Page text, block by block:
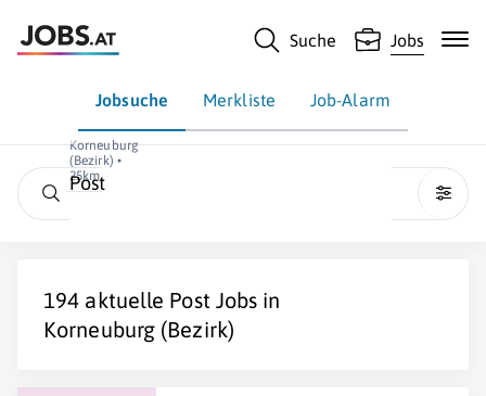
Suche Jobs
Jobsuche Merkliste Job-Alarm
Korneuburg
(Bezirk) •
25km
Post
194 aktuelle Post Jobs in
Korneuburg (Bezirk)